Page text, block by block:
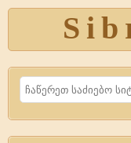
Search